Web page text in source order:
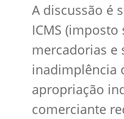
A discussão é
ICMS
mercadorias e
inadimplência
apropriação
comerciante